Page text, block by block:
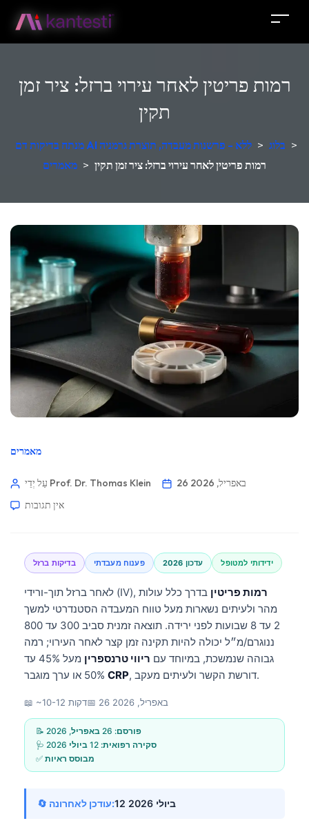
רמות פריטין לאחר עירוי ברזל: ציר זמן
תקין
מנתח בדיקות דם AI ללא - פרשנות מעבדה, תוצרת גרמניה > בלוג >
מאמרים > רמות פריטין לאחר עירוי ברזל: ציר זמן תקין
מאמרים
עַל יְדֵי Prof. Dr. Thomas Klein
26 באפריל, 2026
אין תגובות
בדיקות ברזל פענוח מעבדתי עדכון 2026 ידידותי למטופל
לאחר ברזל תוך-ורידי (IV), רמות פריטין בדרך כלל עולות
מהר ולעיתים נשארות מעל טווח המעבדה הסטנדרטי למשך
2 עד 8 שבועות לפני ירידה. תוצאה זמנית סביב 300 עד 800
ננוגרם/מ״ל יכולה להיות תקינה זמן קצר לאחר העירוי; רמה
גבוהה שנמשכת, במיוחד עם ריווי טרנספרין
מעל 45% עד
CRP , דורשת הקשר ולעיתים מעקב.
📖 ~10-12 דקות📅 26 באפריל, 2026
📝 פורסם: 26 באפריל, 2026
🩺 סקירה רפואית: 12 ביולי 2026
✅ מבוסס ראיות
🔄 עודכן לאחרונה: 12 ביולי 2026